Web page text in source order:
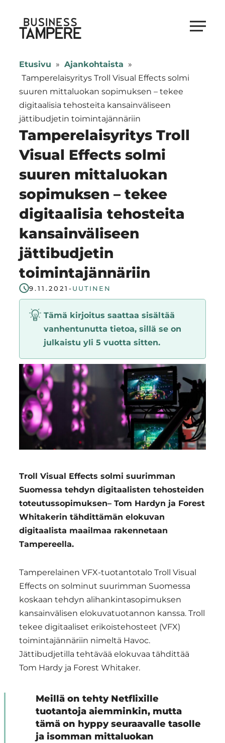
suoraan
sisältöön
Business Tampere
Tampere
supports
talents,
investors
and
entrepreneurs
making
a
start
in
Tampere
Region
Etusivu » Ajankohtaista »
Tamperelaisyritys Troll Visual Effects solmi
suuren mittaluokan sopimuksen – tekee
digitaalisia tehosteita kansainväliseen
jättibudjetin toimintajännäriin
Tamperelaisyritys Troll
Visual Effects solmi
suuren mittaluokan
sopimuksen – tekee
digitaalisia tehosteita
kansainväliseen
jättibudjetin
toimintajännäriin
9.11.2021 -UUTINEN
Tämä kirjoitus saattaa sisältää
vanhentunutta tietoa, sillä se on
julkaistu yli 5 vuotta sitten.
Troll Visual Effects solmi suurimman
Suomessa tehdyn digitaalisten tehosteiden
toteutussopimuksen– Tom Hardyn ja Forest
Whitakerin tähdittämän elokuvan
digitaalista maailmaa rakennetaan
Tampereella.
Tamperelainen VFX-tuotantotalo Troll Visual
Effects on solminut suurimman Suomessa
koskaan tehdyn alihankintasopimuksen
kansainvälisen elokuvatuotannon kanssa. Troll
tekee digitaaliset erikoistehosteet (VFX)
toimintajännäriin nimeltä Havoc.
Jättibudjetilla tehtävää elokuvaa tähdittää
Tom Hardy ja Forest Whitaker.
Meillä on tehty Netflixille
tuotantoja aiemminkin, mutta
tämä on hyppy seuraavalle tasolle
ja isomman mittaluokan